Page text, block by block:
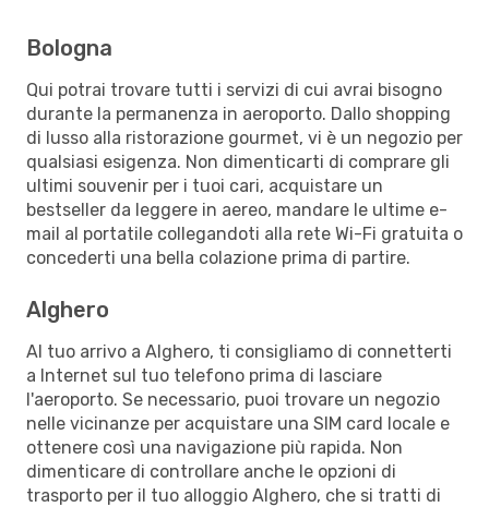
Bologna
Qui potrai trovare tutti i servizi di cui avrai bisogno
durante la permanenza in aeroporto. Dallo shopping
di lusso alla ristorazione gourmet, vi è un negozio per
qualsiasi esigenza. Non dimenticarti di comprare gli
ultimi souvenir per i tuoi cari, acquistare un
bestseller da leggere in aereo, mandare le ultime e-
mail al portatile collegandoti alla rete Wi-Fi gratuita o
concederti una bella colazione prima di partire.
Alghero
Al tuo arrivo a Alghero, ti consigliamo di connetterti
a Internet sul tuo telefono prima di lasciare
l'aeroporto. Se necessario, puoi trovare un negozio
nelle vicinanze per acquistare una SIM card locale e
ottenere così una navigazione più rapida. Non
dimenticare di controllare anche le opzioni di
trasporto per il tuo alloggio Alghero, che si tratti di